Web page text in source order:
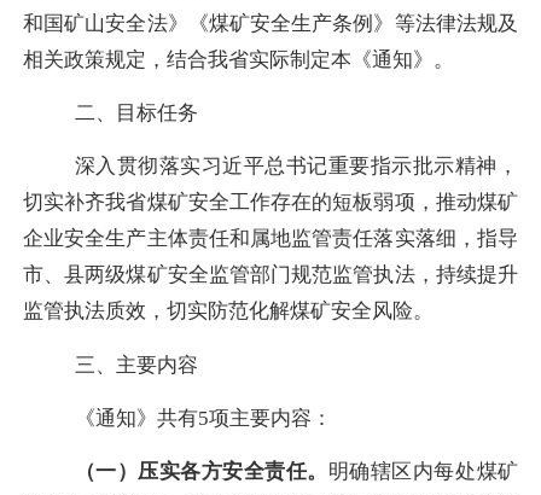
和国矿山安全法》《煤矿安全生产条例》等法律法规及
相关政策规定，结合我省实际制定本《通知》。
二、 目标任务
深入贯彻落实习近平总书记重要指示批示精神，
切实补齐我省煤矿安全工作存在的短板弱项，推动煤矿
企业安全生产主体责任和属地监管责任落实落细，指导
市、县两级煤矿安全监管部门规范监管执法，持续提升
监管执法质效，切实防范化解煤矿安全风险。
三、主要内容
《通知》 共有5项主要内容：
（一）压实各方安全责任。 明确辖区内每处煤矿